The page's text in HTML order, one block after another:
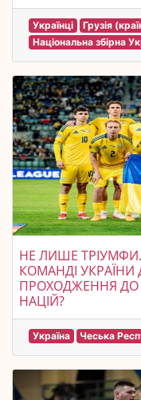
Українці
Грузія
Національна збірна
НЕ ЛИШЕ
КОМАНДІ
ПРОХОДЖЕННЯ ДО
НАЦІЙ?
Україна Чеська